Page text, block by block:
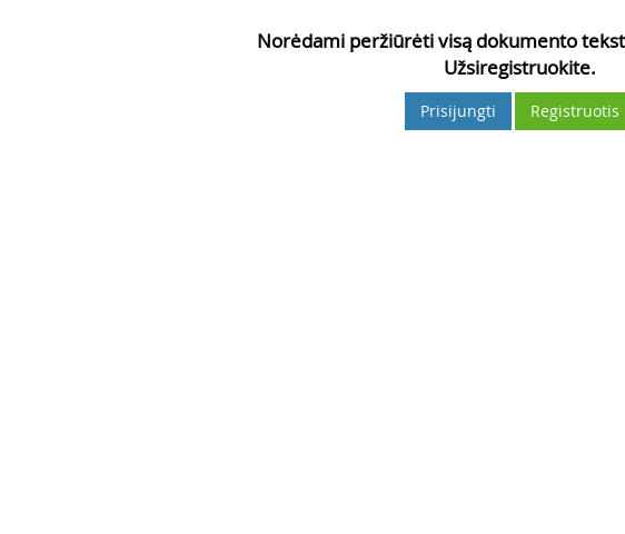
Norėdami peržiūrėti visą dokumento
Užsiregistruokite.
Prisijungti Registruotis